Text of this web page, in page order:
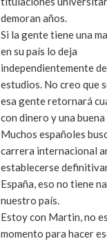
demoran años.
Si la gente tiene una
en su país lo deja
independientemente
estudios. No creo que
esa gente retornará
con dinero y una
Muchos españoles
carrera internacional
establecerse
España, eso no tiene
nuestro país.
Estoy con Martin, no
momento para hacer